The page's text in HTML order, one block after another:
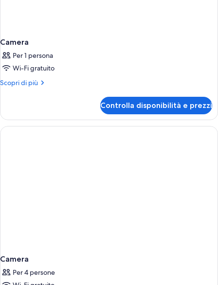
Camera
Per 1 persona
Wi-Fi gratuito
Scopri di più
Altri
Controlla disponibilità e prezzi
Camera
Per 4 persone